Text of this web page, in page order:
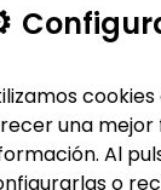
y
2
una mejor
Al
o